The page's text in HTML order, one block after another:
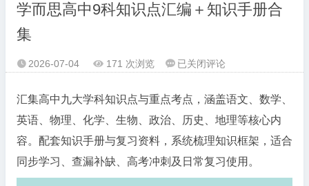
学而思高中9科知识点汇编＋知识手册合
集
 2026-07-04  171 次浏览  学
思
高
9
科
知
已关闭评论
汇集高中九大学科知识点与重点考点，涵盖语文、数学、
英语、物理、化学、生物、政治、历史、地理等核心内
容。配套知识手册与复习资料，系统梳理知识框架，适合
同步学习、查漏补缺、高考冲刺及日常复习使用。